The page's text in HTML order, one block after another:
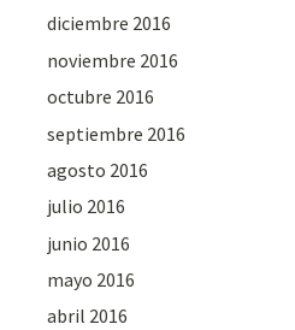
diciembre 2016
noviembre 2016
octubre 2016
septiembre 2016
agosto 2016
julio 2016
junio 2016
mayo 2016
abril 2016